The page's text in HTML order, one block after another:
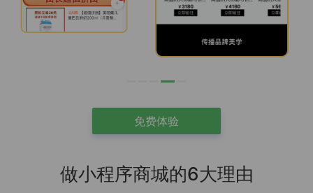
免费体验
做小程序商城的6大理由